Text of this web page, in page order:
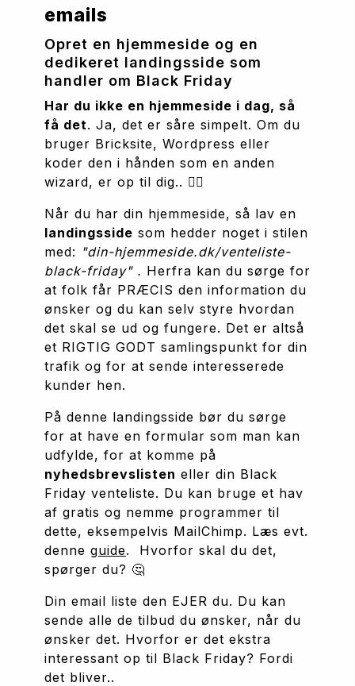
emails
Opret en hjemmeside og en
dedikeret landingsside som
handler om Black Friday
Har du ikke en hjemmeside i dag, så
få det. Ja, det er såre simpelt. Om du
bruger Bricksite, Wordpress eller
koder den i hånden som en anden
wizard, er op til dig.. 🧙‍♀️
landingsside som hedder noget i stilen
med: "din-hjemmeside.dk/venteliste-
black-friday" . Herfra kan du sørge for
at folk får PRÆCIS den information du
ønsker og du kan selv styre hvordan
det skal se ud og fungere. Det er altså
et RIGTIG GODT samlingspunkt for din
trafik og for at sende interesserede
kunder hen.
På denne landingsside bør du sørge
for at have en formular som man kan
nyhedsbrevslisten eller din Black
Friday venteliste. Du kan bruge et hav
af gratis og nemme programmer til
dette, eksempelvis MailChimp. Læs evt.
denne guide.  Hvorfor skal du det,
spørger du? 🤔
Din email liste den EJER du. Du kan
sende alle de tilbud du ønsker, når du
ønsker det. Hvorfor er det ekstra
interessant op til Black Friday? Fordi
det bliver..